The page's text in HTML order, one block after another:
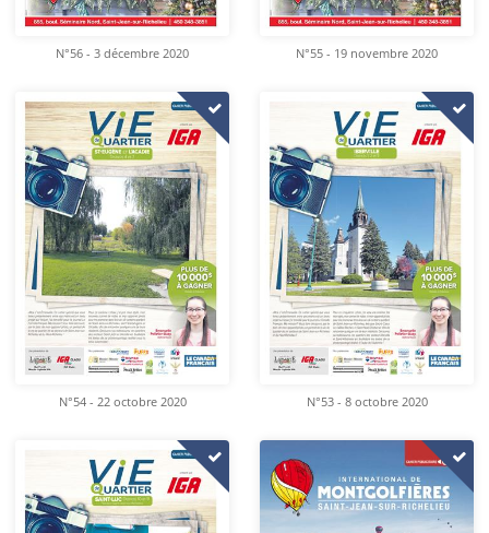
N°56 - 3 décembre 2020 N°55 - 19 novembre 2020
N°54 - 22 octobre 2020 N°53 - 8 octobre 2020